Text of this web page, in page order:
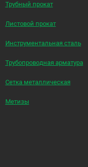
Трубный прокат
Листовой прокат
Инструментальная сталь
Трубопроводная арматура
Сетка металлическая
Метизы